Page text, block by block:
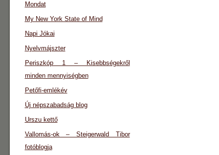
Mondat
My New York State of Mind
Napi Jókai
Nyelvmájszter
Periszkóp 1 – Kisebbségekről
minden mennyiségben
Petőfi-emlékév
Új népszabadság blog
Urszu kettő
Vallomás-ok – Steigerwald Tibor
fotóblogja